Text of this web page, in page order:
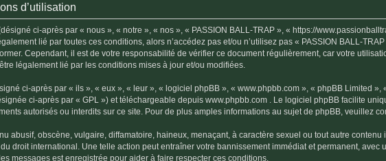
d’utilisation
ci-après par « nous », « notre », « nos », « PASSION BALL-TRAP », « https://
lié par toutes ces conditions, alors n’accédez pas et/ou n’utilisez pas « PASSION BALL-
Cependant, il est de votre responsabilité de vérifier ce document régulièrement, car votre
légalement lié par les conditions mises à jour et/ou modifiées.
ci-après par « ils », « eux », « leur », « logiciel phpBB », « www.phpbb.com », « phpBB Limited
ci-après par « GPL ») et téléchargeable depuis www.phpbb.com
. Le logiciel phpBB facilite
autorisés ou interdits sur ce site. Pour de plus amples informations au sujet de phpBB, veuillez
abusif, obscène, vulgaire, diffamatoire, haineux, menaçant, à caractère sexuel ou tout autre
droit international. Une telle action peut entraîner votre bannissement immédiat et permanent, avec
messages est enregistrée pour aider à faire respecter ces conditions.